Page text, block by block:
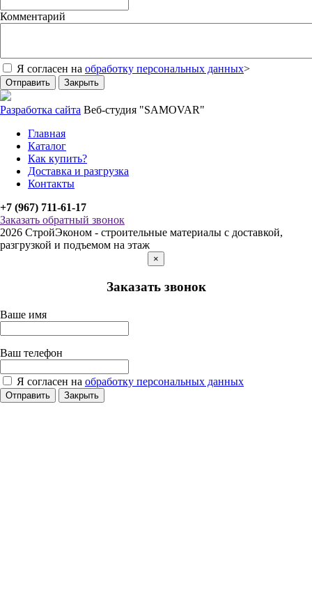
Комментарий
Я согласен на обработку персональных данных>
Отправить Закрыть
Разработка сайта Веб-студия "SAMOVAR"
Главная
Каталог
Как купить?
Доставка и разгрузка
Контакты
+7 (967) 711-61-17
Заказать обратный звонок
2026 СтройЭконом - строительные материалы с доставкой,
разгрузкой и подъемом на этаж
×
Заказать звонок
Ваше имя
Ваш телефон
Я согласен на обработку персональных данных
Отправить Закрыть